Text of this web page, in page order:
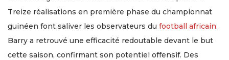
Treize réalisations en première phase du championnat
guinéen font saliver les observateurs du football africain.
Barry a retrouvé une efficacité redoutable devant le but
cette saison, confirmant son potentiel offensif. Des